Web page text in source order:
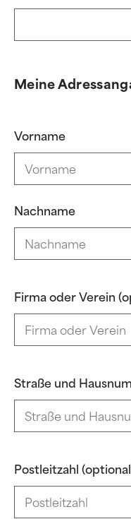
Meine
Vorname
Nachname
Firma oder Verein
Straße und
Postleitzahl